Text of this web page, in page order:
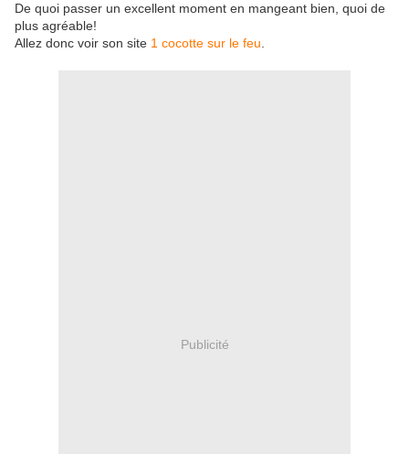
De quoi passer un excellent moment en mangeant bien, quoi de
plus agréable!
Allez donc voir son site 1 cocotte sur le feu
Publicité